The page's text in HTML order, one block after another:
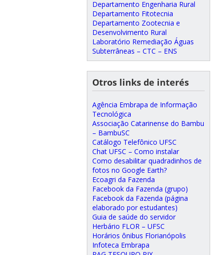
Departamento Engenharia Rural
Departamento Fitotecnia
Departamento Zootecnia e
Desenvolvimento Rural
Laboratório Remediação Águas
Subterrâneas – CTC – ENS
Otros links de interés
Agência Embrapa de Informação
Tecnológica
Associação Catarinense do Bambu
– BambuSC
Catálogo Telefônico UFSC
Chat UFSC – Como instalar
Como desabilitar quadradinhos de
fotos no Google Earth?
Ecoagri da Fazenda
Facebook da Fazenda (grupo)
Facebook da Fazenda (página
elaborado por estudantes)
Guia de saúde do servidor
Herbário FLOR – UFSC
Horários ônibus Florianópolis
Infoteca Embrapa